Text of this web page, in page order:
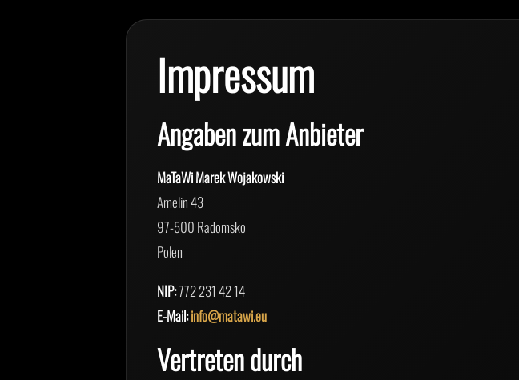
Impressum
Angaben zum Anbieter
MaTaWi Marek Wojakowski
Amelin 43
97-500 Radomsko
Polen
NIP:772 231 42 14
E-Mail:info@matawi.eu
Vertreten durch